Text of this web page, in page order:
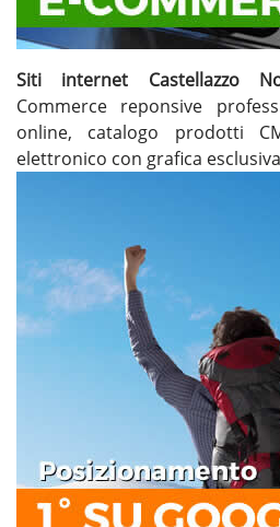
Siti internet Castellazzo
Commerce reponsive
online, catalogo prodotti
elettronico con grafica